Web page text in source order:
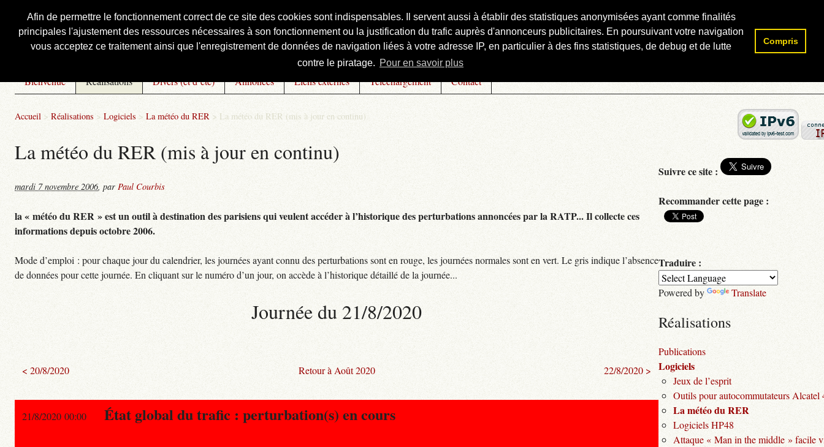
Afin de permettre le fonctionnement correct de ce site des cookies sont indispensables. Il servent aussi à établir des statistiques anonymisées ayant comme finalités
principales l'ajustement des ressources nécessaires à son fonctionnement ou la justification du trafic auprès d'annonceurs publicitaires. En poursuivant votre navigation
vous acceptez ce traitement ainsi que l'enregistrement de données de navigation liées à votre adresse IP, en particulier à des fins statistiques, de debug et de lutte
contre le piratage. Pour en savoir plus
Compris
Courbis, « LE » Blog Officiel
Bienvenue Réalisations Divers (et d’été) Annonces Liens externes Téléchargement Contact
Accueil > Réalisations > Logiciels > La météo du RER > La météo du RER (mis à jour en continu)
La météo du RER (mis à jour en continu)
mardi 7 novembre 2006, par Paul Courbis
la « météo du RER » est un outil à destination des parisiens qui veulent accéder à l’historique des perturbations annoncées par la RATP... Il collecte ces
informations depuis octobre 2006.
Mode d’emploi : pour chaque jour du calendrier, les journées ayant connu des perturbations sont en rouge, les journées normales sont en vert. Le gris indique l’absence
de données pour cette journée. En cliquant sur le numéro d’un jour, on accède à l’historique détaillé de la journée...
Journée du 21/8/2020
< 20/8/2020 Retour à Août 2020 22/8/2020 >
21/8/2020 00:00 État global du trafic : perturbation(s) en cours
Rechercher :
Suivre ce site :
Recommander cette page :
Traduire :
Powered by Translate
Réalisations
Publications
Logiciels
Jeux de l’esprit
Outils pour autocommutateurs Alcatel
La météo du RER
Logiciels HP48
Attaque « Man in the middle » facile